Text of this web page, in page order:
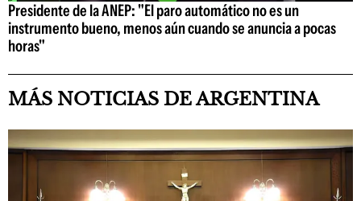
Presidente de la ANEP: "El paro automático no es un
instrumento bueno, menos aún cuando se anuncia a pocas
horas"
MÁS NOTICIAS DE ARGENTINA